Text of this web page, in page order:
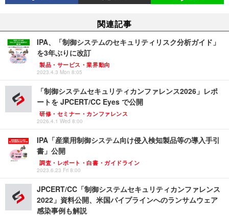
関連記事
IPA、「制御システムのセキュリティリスク分析ガイド」
を3年ぶりに改訂
製品・サービス・業界動向
2023.4.3 Mon 8:05
「制御システムセキュリティカンファレンス2026」レポ
ートを JPCERT/CC Eyes で公開
研修・セミナー・カンファレンス
2026.4.1 Wed 8:00
IPA「産業用制御システム向け侵入検知製品等の導入手引
書」公開
調査・レポート・白書・ガイドライン
2023.6.23 Fri 8:00
JPCERT/CC「制御システムセキュリティカンファレンス
2022」資料公開、米国パイプラインへのランサムウェア
感染事例も解説